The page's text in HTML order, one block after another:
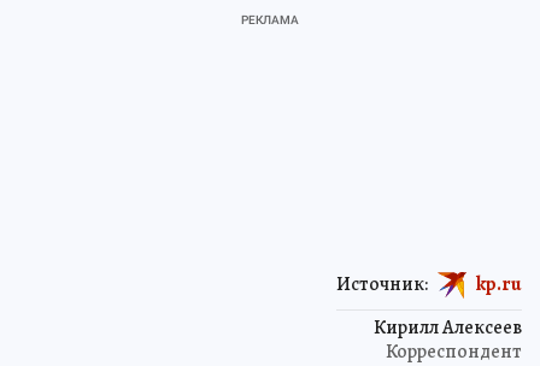
Кирилл Алексеев
Корреспондент
Источник: kp.ru